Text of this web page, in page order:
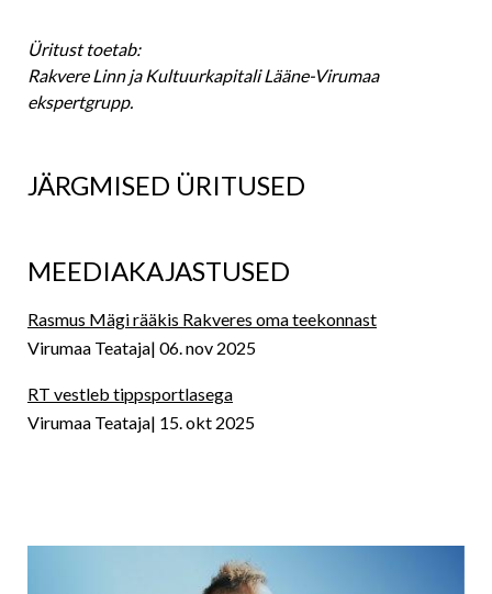
Üritust toetab:
Rakvere Linn ja Kultuurkapitali Lääne-Virumaa
ekspertgrupp.
JÄRGMISED ÜRITUSED
MEEDIAKAJASTUSED
Rasmus Mägi rääkis Rakveres oma teekonnast
Virumaa Teataja 06. nov 2025
RT vestleb tippsportlasega
Virumaa Teataja 15. okt 2025